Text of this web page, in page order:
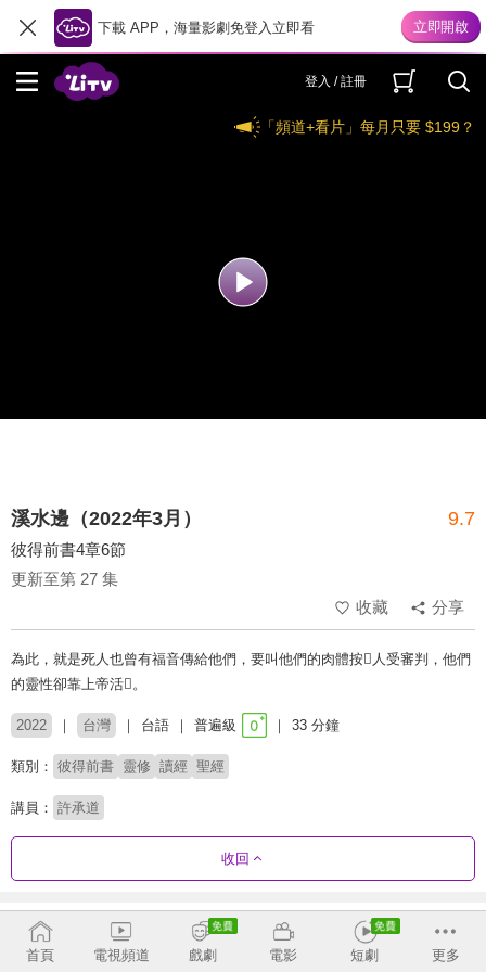
下載 APP，海量影劇免登入立即看
登入 / 註冊
「頻道+看片」每月只要 $199？
溪水邊（2022年3月） 9.7
彼得前書4章6節
更新至第 27 集
收藏
分享
為此，就是死人也曾有福音傳給他們，要叫他們的肉體按人受審判，他們
的靈性卻靠上帝活。
2022 台灣 台語 普遍級 33 分鐘
類別： 彼得前書 靈修 讀經 聖經
講員： 許承道
收回
劇集列表 反序
第12季
首頁 電視頻道 戲劇 電影 短劇 更多